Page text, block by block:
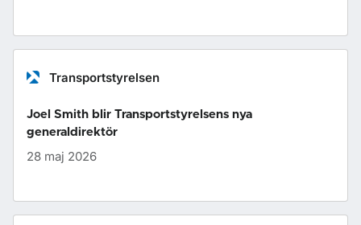
Transportstyrelsen
Joel Smith blir Transportstyrelsens nya
generaldirektör
28 maj 2026